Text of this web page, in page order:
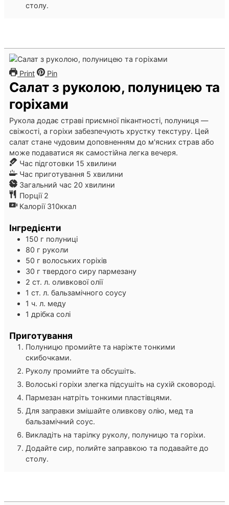
столу.
Print Pin
Салат з руколою, полуницею та
горіхами
Рукола додає страві приємної пікантності, полуниця —
свіжості, а горіхи забезпечують хрустку текстуру. Цей
салат стане чудовим доповненням до м'ясних страв або
може подаватися як самостійна легка вечеря.
Час підготовки 15 хвилини
хвилини
Час приготування 5 хвилини
хвилини
Загальний час 20 хвилини
хвилини
Порції 2
Калорії 310ккал
Інгредієнти
150 г полуниці
80 г руколи
50 г волоських горіхів
30 г твердого сиру пармезану
2 ст. л. оливкової олії
1 ст. л. бальзамічного соусу
1 ч. л. меду
1 дрібка солі
Приготування
Полуницю промийте та наріжте тонкими
скибочками.
Руколу промийте та обсушіть.
Волоські горіхи злегка підсушіть на сухій сковороді.
Пармезан натріть тонкими пластівцями.
Для заправки змішайте оливкову олію, мед та
бальзамічний соус.
Викладіть на тарілку руколу, полуницю та горіхи.
Додайте сир, полийте заправкою та подавайте до
столу.